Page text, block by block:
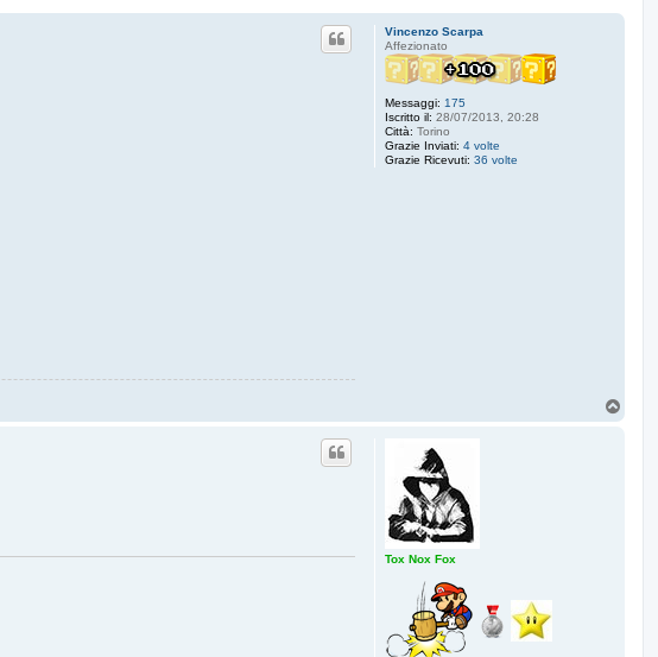
Vincenzo Scarpa
Affezionato
Messaggi: 175
Iscritto il: 28/07/2013, 20:28
Città: Torino
Grazie Inviati: 4 volte
Grazie Ricevuti: 36 volte
Tox Nox Fox